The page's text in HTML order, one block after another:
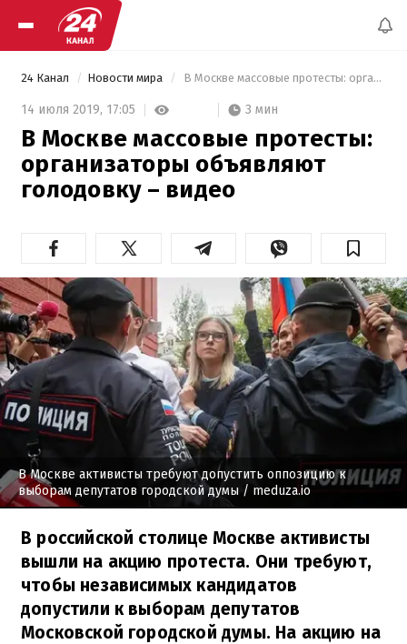
24 Канал Новости мира В Москве массовые протесты: организаторы объявляют голодовку – видео
14 июля 2019, 17:05 3 мин
В Москве массовые протесты:
организаторы объявляют
голодовку – видео
В Москве активисты требуют допустить оппозицию к
выборам депутатов городской думы / meduza.io
В российской столице Москве активисты
вышли на акцию протеста. Они требуют,
чтобы независимых кандидатов
допустили к выборам депутатов
Московской городской думы. На акцию на